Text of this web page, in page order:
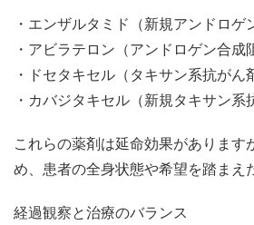
・エンザルタミド（新規アンドロゲ
・アビラテロン（アンドロゲン合成
・ドセタキセル（タキサン系抗がん
・カバジタキセル（新規タキサン系
これらの薬剤は延命効果があります
め、患者の全身状態や希望を踏まえ
経過観察と治療のバランス